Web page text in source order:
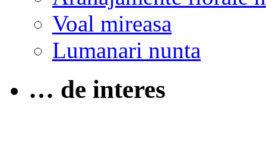
Voal mireasa
Lumanari nunta
… de interes